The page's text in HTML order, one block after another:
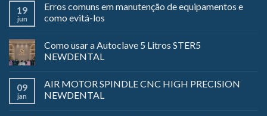
19
jun
Erros comuns em manutenção de equipamentos e
como evitá-los
Como usar a Autoclave 5 Litros STER5
NEWDENTAL
09
jan
AIR MOTOR SPINDLE CNC HIGH PRECISION
NEWDENTAL